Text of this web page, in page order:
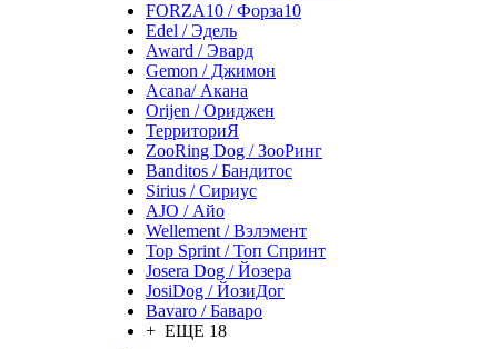
FORZA10 / Форза10
Edel / Эдель
Award / Эвард
Gemon / Джимон
Acana/ Акана
Orijen / Ориджен
ТерриториЯ
ZooRing Dog / ЗооРинг
Banditos / Бандитос
Sirius / Сириус
AJO / Айо
Wellement / Вэлэмент
Top Sprint / Топ Спринт
Josera Dog / Йозера
JosiDog / ЙозиДог
Bavaro / Баваро
+ ЕЩЕ 18